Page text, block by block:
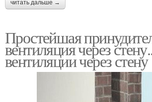
Бытовая вентиляция
читать дальше →
Простейшая
вентиляция через
вентиляции через стену